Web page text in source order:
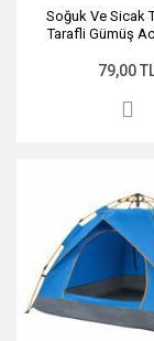
Soğuk Ve Sicak
Tarafli Gümüş
79,00